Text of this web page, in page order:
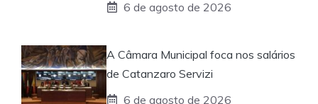
6 de agosto de 2026
A Câmara Municipal foca nos salários
de Catanzaro Servizi
6 de agosto de 2026